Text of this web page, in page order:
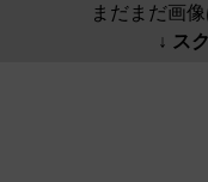
まだまだ画
↓ ス